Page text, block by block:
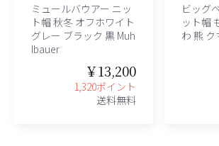
ミュールバウアー ニッ
ト帽 秋冬 オフホワイト
グレー ブラック 黒 Muh
lbauer
￥13,200
1,320ポイント
送料無料
ビッグ
ット帽
わ 熊 ク